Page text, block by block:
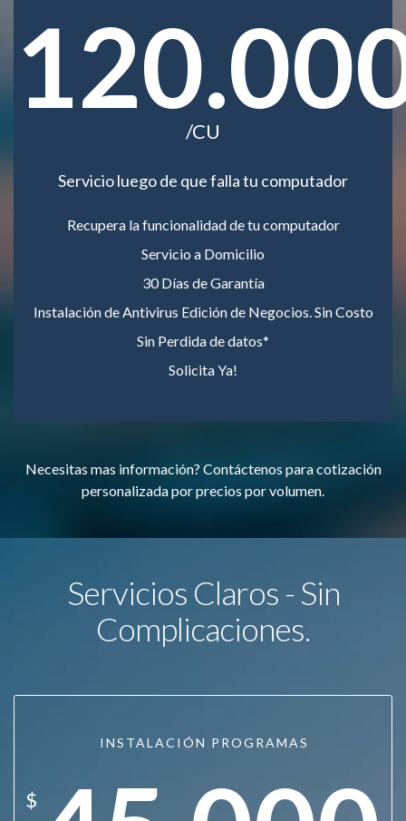
/CU
Servicio luego de que falla tu computador
Recupera la funcionalidad de tu computador
Servicio a Domicilio
30 Días de Garantía
Instalación de Antivirus Edición de Negocios. Sin Costo
Sin Perdida de datos*
Solicita Ya!
Necesitas mas información? Contáctenos para cotización
personalizada por precios por volumen.
Servicios Claros - Sin
Complicaciones.
INSTALACIÓN PROGRAMAS
$